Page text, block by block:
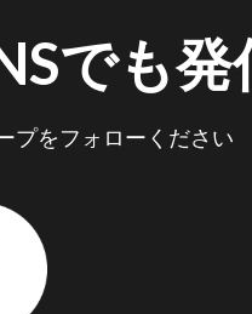
でも発
プをフォローください